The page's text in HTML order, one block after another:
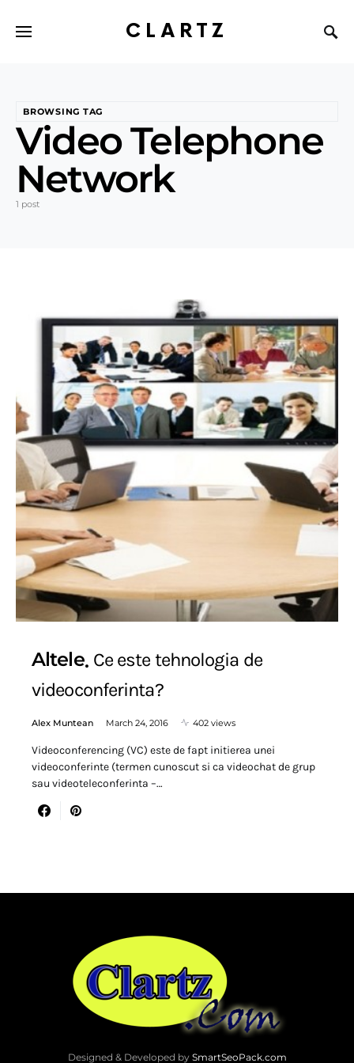
CLARTZ
BROWSING TAG
Video Telephone
Network
1 post
Altele Ce este tehnologia de
videoconferinta?
Alex Muntean March 24, 2016 402 views
Videoconferencing (VC) este de fapt initierea unei
videoconferinte (termen cunoscut si ca videochat de grup
sau videoteleconferinta –…
Designed & Developed by SmartSeoPack.com